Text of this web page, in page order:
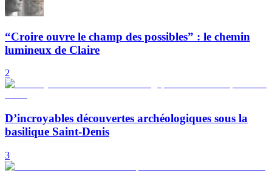
“Croire ouvre le champ des possibles” : le chemin
lumineux de Claire
2
D’incroyables découvertes archéologiques sous la
basilique Saint-Denis
3